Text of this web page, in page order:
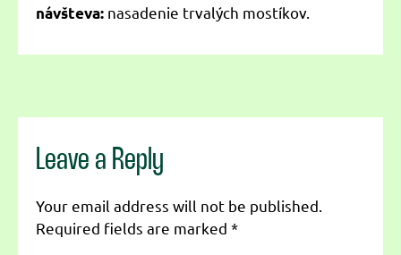
návšteva: nasadenie trvalých mostíkov.
Leave a Reply
Your email address will not be published.
Required fields are marked *